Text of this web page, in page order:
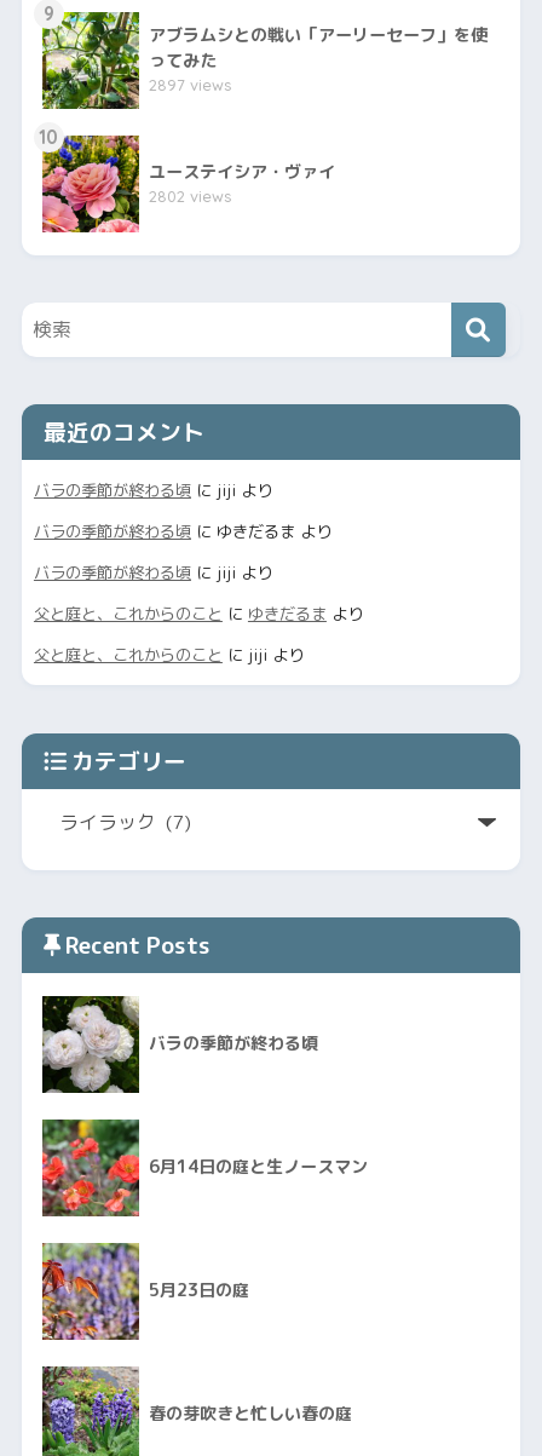
9
アブラムシとの戦い「アーリーセーフ」を使
ってみた
2897 views
10
ユーステイシア・ヴァイ
2802 views
最近のコメント
バラの季節が終わる頃に jiji より
バラの季節が終わる頃に ゆきだるま より
バラの季節が終わる頃に jiji より
父と庭と、これからのこと に ゆきだるま より
父と庭と、これからのこと に jiji より
カテゴリー
Recent Posts
バラの季節が終わる頃
6月14日の庭と生ノースマン
5月23日の庭
春の芽吹きと忙しい春の庭